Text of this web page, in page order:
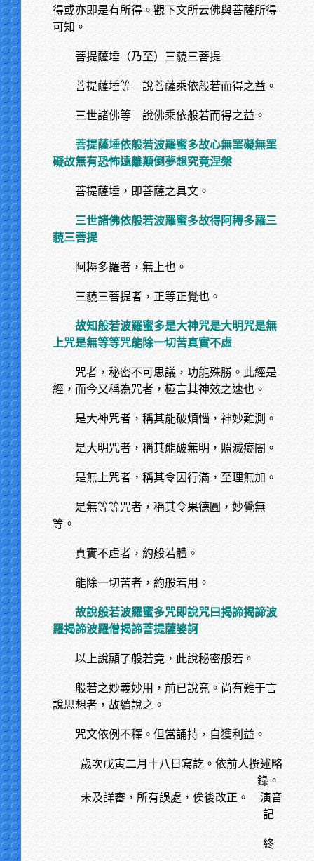
得或亦即是有所得。觀下文所云佛與菩薩所得
可知。
菩提薩埵（乃至）三藐三菩提
菩提薩埵等 說菩薩乘依般若而得之益。
三世諸佛等 說佛乘依般若而得之益。
菩提薩埵依般若波羅蜜多故心無罣礙無罣
礙故無有恐怖遠離顛倒夢想究竟涅槃
菩提薩埵，即菩薩之具文。
三世諸佛依般若波羅蜜多故得阿耨多羅三
藐三菩提
阿耨多羅者，無上也。
三藐三菩提者，正等正覺也。
故知般若波羅蜜多是大神咒是大明咒是無
上咒是無等等咒能除一切苦真實不虛
咒者，秘密不可思議，功能殊勝。此經是
經，而今又稱為咒者，極言其神效之速也。
是大神咒者，稱其能破煩惱，神妙難測。
是大明咒者，稱其能破無明，照滅癡闇。
是無上咒者，稱其令因行滿，至理無加。
是無等等咒者，稱其令果德圓，妙覺無
等。
真實不虛者，約般若體。
能除一切苦者，約般若用。
故說般若波羅蜜多咒即說咒曰揭諦揭諦波
羅揭諦波羅僧揭諦菩提薩婆訶
以上說顯了般若竟，此說秘密般若。
般若之妙義妙用，前已說竟。尚有難于言
說思想者，故續說之。
咒文依例不釋。但當誦持，自獲利益。
歲次戊寅二月十八日寫訖。依前人撰述略
錄。
未及詳審，所有誤處，俟後改正。 演音
記
終